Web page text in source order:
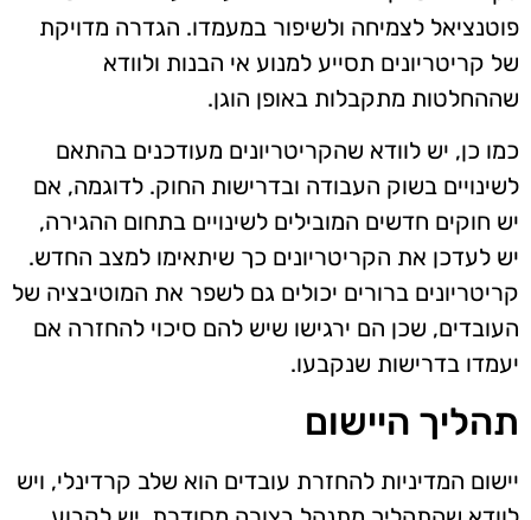
פוטנציאל לצמיחה ולשיפור במעמדו. הגדרה מדויקת
של קריטריונים תסייע למנוע אי הבנות ולוודא
שההחלטות מתקבלות באופן הוגן.
כמו כן, יש לוודא שהקריטריונים מעודכנים בהתאם
לשינויים בשוק העבודה ובדרישות החוק. לדוגמה, אם
יש חוקים חדשים המובילים לשינויים בתחום ההגירה,
יש לעדכן את הקריטריונים כך שיתאימו למצב החדש.
קריטריונים ברורים יכולים גם לשפר את המוטיבציה של
העובדים, שכן הם ירגישו שיש להם סיכוי להחזרה אם
יעמדו בדרישות שנקבעו.
תהליך היישום
יישום המדיניות להחזרת עובדים הוא שלב קרדינלי, ויש